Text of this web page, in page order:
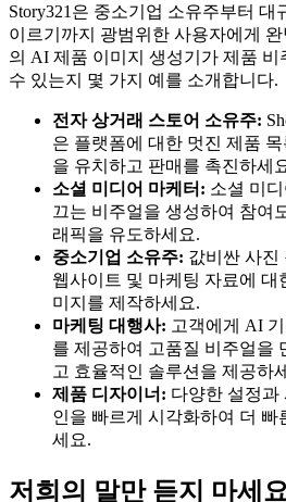
Story321은 중소기업 소유주부터 대
이르기까지 광범위한 사용자에게
의 AI 제품 이미지 생성기가 제품 비
수 있는지 몇 가지 예를 소개합니다.
전자 상거래 스토어 소유주:
은 플랫폼에 대한 멋진 제품
을 유치하고 판매를 촉진하세
소셜 미디어 마케터: 소셜 미
끄는 비주얼을 생성하여 참여
래픽을 유도하세요.
중소기업 소유주: 값비싼 사진
웹사이트 및 마케팅 자료에 대
미지를 제작하세요.
마케팅 대행사: 고객에게 AI
를 제공하여 고품질 비주얼을
고 효율적인 솔루션을 제공하
제품 디자이너: 다양한 설정과
인을 빠르게 시각화하여 더
세요.
저희의 말만 듣지 마세